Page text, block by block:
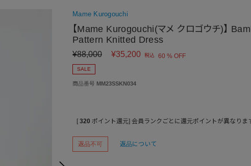
Mame Kurogouchi
【Mame Kurogouchi(マメ クロゴウチ)】
Pattern Knitted Dress
¥88,000 ¥35,200 税込 60 % OFF
SALE
商品番号 MM23SSKN034
[ 320 ポイント還元] 会員ランクごとに還元ポイントが異なりま
返品不可 返品について